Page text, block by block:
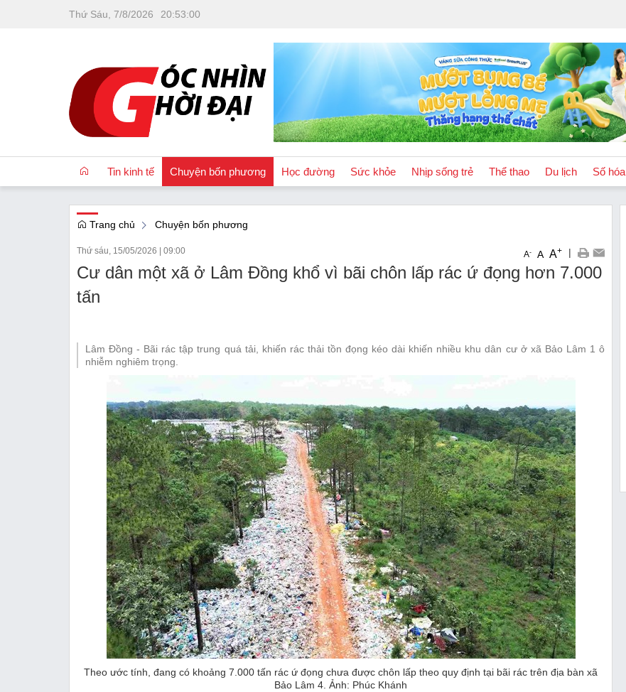
Thứ Sáu, 7/8/2026 20:53:01
Tin kinh tế
Emagazine
Chuyện bốn phương Học đường Sức khỏe Nhịp sống trẻ Thể thao Du lịch Số hóa
Trang chủ Chuyện bốn phương
Thứ sáu, 15/05/2026 09:00 A- A A+ |
Cư dân một xã ở Lâm Đồng khổ vì bãi chôn lấp rác ứ đọng hơn 7.000
tấn
Lâm Đồng - Bãi rác tập trung quá tải, khiến rác thải tồn đọng kéo dài khiến nhiều khu dân cư ở xã Bảo Lâm 1 ô
nhiễm nghiêm trọng.
Theo ước tính, đang có khoảng 7.000 tấn rác ứ đọng chưa được chôn lấp theo quy định tại bãi rác trên địa bàn xã
Bảo Lâm 4. Ảnh: Phúc Khánh